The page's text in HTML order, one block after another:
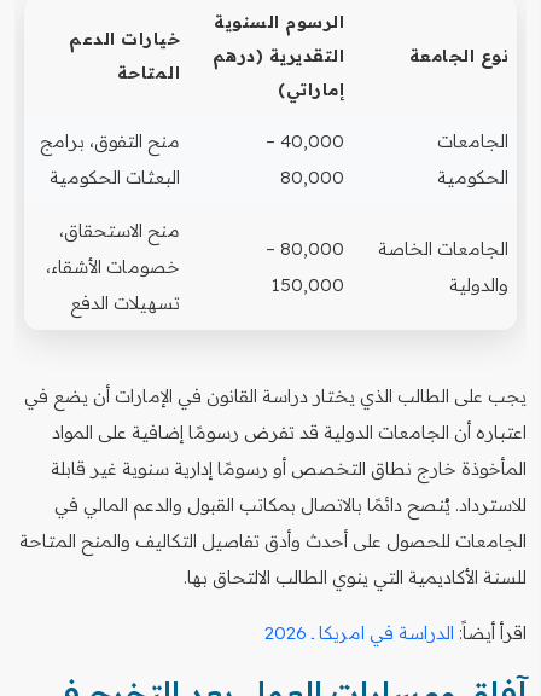
نوع الجامعة
الرسوم السنوية
التقديرية (درهم
إماراتي)
خيارات الدعم
المتاحة
الجامعات
الحكومية
40,000 –
80,000
منح التفوق، برامج
البعثات الحكومية
الجامعات الخاصة
والدولية
80,000 –
150,000
منح الاستحقاق،
خصومات الأشقاء،
تسهيلات الدفع
يجب على الطالب الذي يختار دراسة القانون في الإمارات أن يضع في
اعتباره أن الجامعات الدولية قد تفرض رسومًا إضافية على المواد
المأخوذة خارج نطاق التخصص أو رسومًا إدارية سنوية غير قابلة
للاسترداد. يُنصح دائمًا بالاتصال بمكاتب القبول والدعم المالي في
الجامعات للحصول على أحدث وأدق تفاصيل التكاليف والمنح المتاحة
للسنة الأكاديمية التي ينوي الطالب الالتحاق بها.
اقرأ أيضاً: الدراسة في امريكا ـ 2026